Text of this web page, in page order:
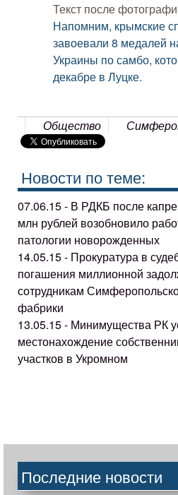
Текст после
Напомним, крымские
завоевали 8 медалей
Украины по самбо,
декабре в Луцке.
Общество
Новости по теме:
07.06.15 - В РДКБ после
млн рублей возобновило
патологии новорожденных
14.05.15 - Прокуратура в
погашения миллионной
сотрудникам
фабрики
13.05.15 - Минимущества РК
местонахождение
участков в Укромном
Последние новости